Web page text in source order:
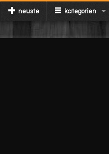
neuste kategorien